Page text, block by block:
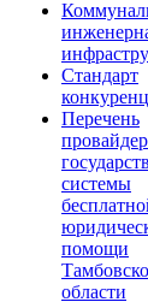
Стандарт
Перечень
системы
помощи
области